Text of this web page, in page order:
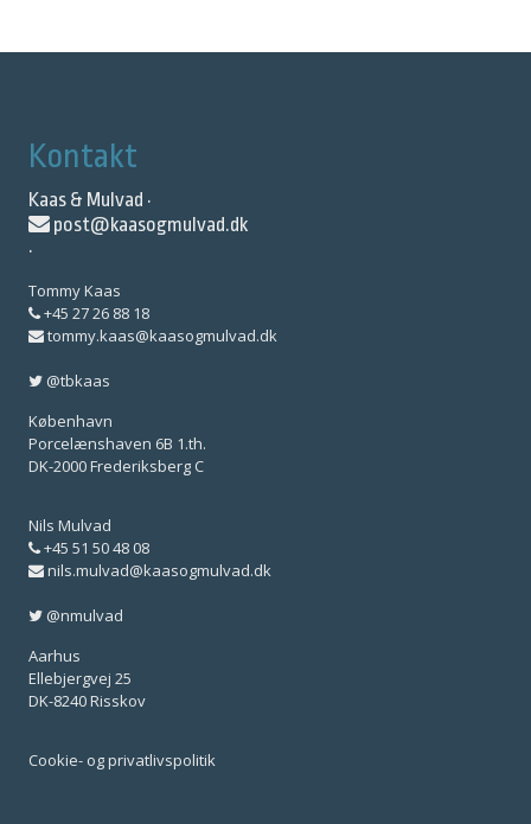
Kontakt
Kaas & Mulvad ·
post@kaasogmulvad.dk
·
Tommy Kaas
+45 27 26 88 18
tommy.kaas@kaasogmulvad.dk
@tbkaas
København
Porcelænshaven 6B 1.th.
DK-2000 Frederiksberg C
Nils Mulvad
+45 51 50 48 08
nils.mulvad@kaasogmulvad.dk
@nmulvad
Aarhus
Ellebjergvej 25
DK-8240 Risskov
Cookie- og privatlivspolitik